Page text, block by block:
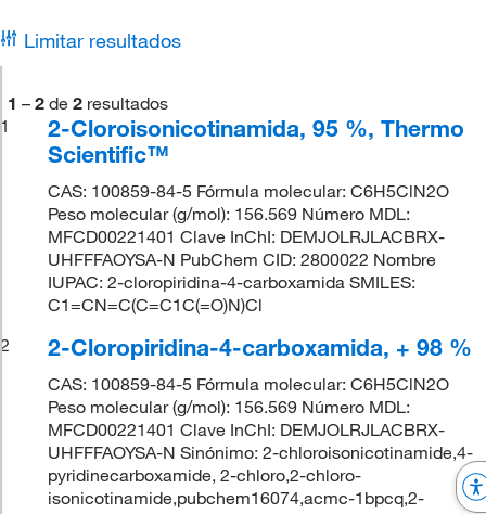
Limitar resultados
1 – 2 de 2 resultados
1
2-Cloroisonicotinamida, 95 %, Thermo
Scientific™
CAS: 100859-84-5 Fórmula molecular: C6H5ClN2O
Peso molecular (g/mol): 156.569 Número MDL:
MFCD00221401 Clave InChI: DEMJOLRJLACBRX-
UHFFFAOYSA-N PubChem CID: 2800022 Nombre
IUPAC: 2-cloropiridina-4-carboxamida SMILES:
C1=CN=C(C=C1C(=O)N)Cl
2
2-Cloropiridina-4-carboxamida, + 98 %
CAS: 100859-84-5 Fórmula molecular: C6H5ClN2O
Peso molecular (g/mol): 156.569 Número MDL:
MFCD00221401 Clave InChI: DEMJOLRJLACBRX-
UHFFFAOYSA-N Sinónimo: 2-chloroisonicotinamide,4-
pyridinecarboxamide, 2-chloro,2-chloro-
isonicotinamide,pubchem16074,acmc-1bpcq,2-